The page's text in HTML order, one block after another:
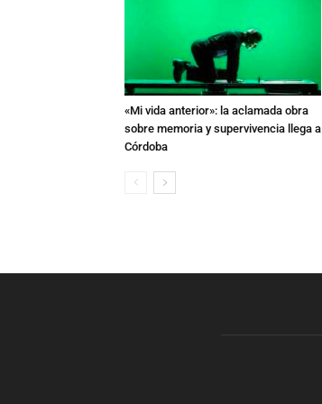
«Mi vida anterior»: la aclamada obra
sobre memoria y supervivencia llega a
Córdoba